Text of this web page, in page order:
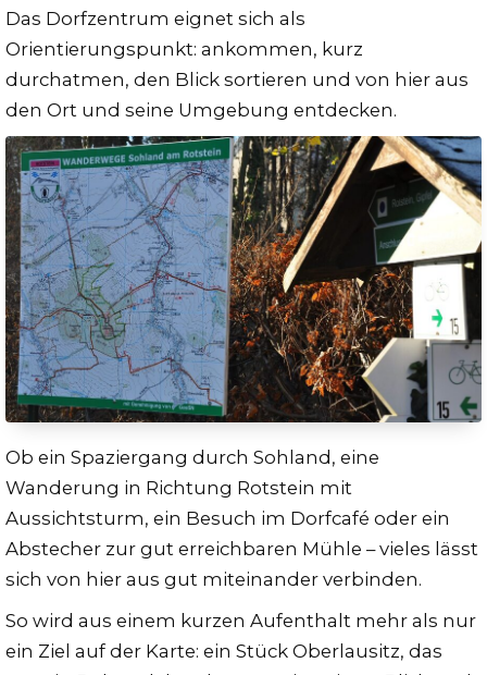
Das Dorfzentrum eignet sich als
Orientierungspunkt: ankommen, kurz
durchatmen, den Blick sortieren und von hier aus
den Ort und seine Umgebung entdecken.
Ob ein Spaziergang durch Sohland, eine
Wanderung in Richtung Rotstein mit
Aussichtsturm, ein Besuch im Dorfcafé oder ein
Abstecher zur gut erreichbaren Mühle – vieles lässt
sich von hier aus gut miteinander verbinden.
So wird aus einem kurzen Aufenthalt mehr als nur
ein Ziel auf der Karte: ein Stück Oberlausitz, das